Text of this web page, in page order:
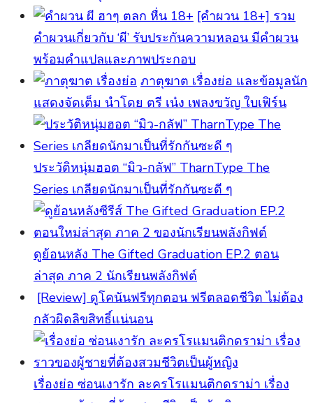
[คําผวน 18+] รวม
คำผวนเกี่ยวกับ ‘ผี’ รับประกันความหลอน มีคำผวน
พร้อมคำแปลและภาพประกอบ
ภาตุฆาต เรื่องย่อ และข้อมูลนัก
แสดงจัดเต็ม นำโดย ตรี เน๋ง เพลงขวัญ ใบเฟิร์น
ประวัติหนุ่มฮอต “มิว-กลัฟ” TharnType The
Series เกลียดนักมาเป็นที่รักกันซะดี ๆ
ดูย้อนหลัง The Gifted Graduation EP.2 ตอน
ล่าสุด ภาค 2 นักเรียนพลังกิฟต์
[Review] ดูโคนันฟรีทุกตอน ฟรีตลอดชีวิต ไม่ต้อง
กลัวผิดลิขสิทธิ์แน่นอน
เรื่องย่อ ซ่อนเงารัก ละครโรแมนติกดราม่า เรื่อง